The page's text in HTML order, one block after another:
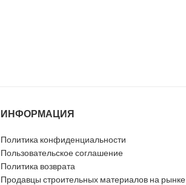
ИНФОРМАЦИЯ
Политика конфиденциальности
Пользовательское соглашение
Политика возврата
Продавцы строительных материалов на рынке